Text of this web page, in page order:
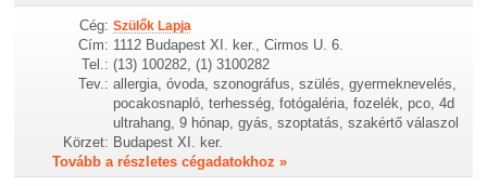
Cég: Szülők Lapja
Cím: 1112 Budapest XI. ker., Cirmos U. 6.
Tel.: (13) 100282, (1) 3100282
Tev.: allergia, óvoda, szonográfus, szülés, gyermeknevelés,
pocakosnapló, terhesség, fotógaléria, fozelék, pco, 4d
ultrahang, 9 hónap, gyás, szoptatás, szakértő válaszol
Körzet: Budapest XI. ker.
Tovább a részletes cégadatokhoz »